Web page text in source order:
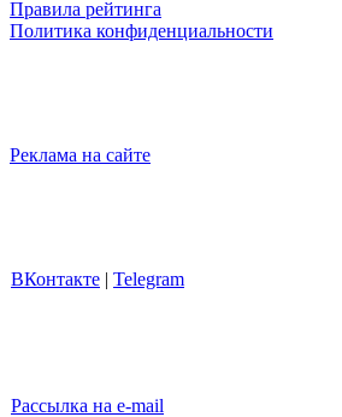
Правила рейтинга
Политика конфиденциальности
Реклама на сайте
ВКонтакте | Telegram
Рассылка на e-mail